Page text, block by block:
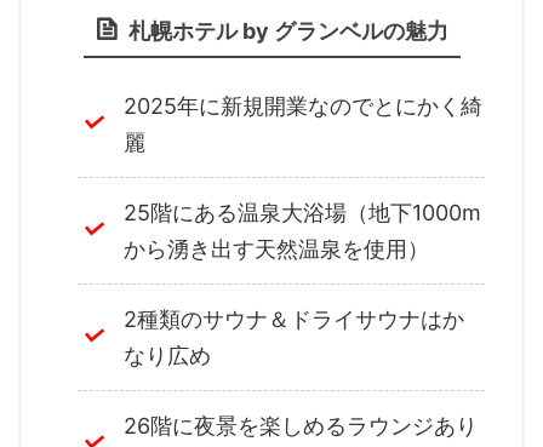
札幌ホテル by グランベルの魅力
2025年に新規開業なのでとにかく綺
麗
25階にある温泉大浴場（地下1000m
から湧き出す天然温泉を使用）
2種類のサウナ＆ドライサウナはか
なり広め
26階に夜景を楽しめるラウンジあり